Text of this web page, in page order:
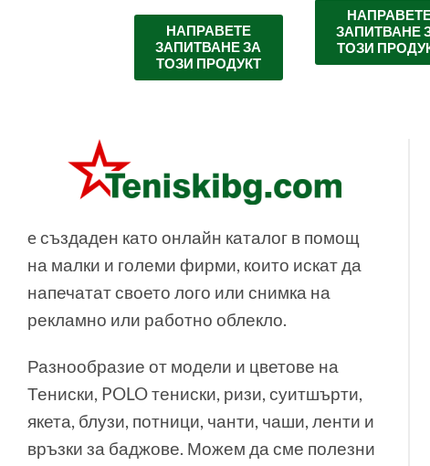
НАПРАВЕТЕ
ЗАПИТВАНЕ ЗА
ТОЗИ ПРОДУКТ
ЗАПИТВАНЕ
ТОЗИ
e създаден като онлайн каталог в помощ
на малки и големи фирми, които искат да
напечатат своето лого или снимка на
рекламно или работно облекло.
Разнообразие от модели и цветове на
Тениски, POLO тениски, ризи, суитшърти,
якета, блузи, потници, чанти, чаши, ленти и
връзки за баджове. Можем да сме полезни